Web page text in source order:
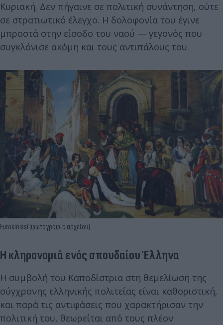
Κυριακή. Δεν πήγαινε σε πολιτική συνάντηση, ούτε
σε στρατιωτικό έλεγχο. Η δολοφονία του έγινε
μπροστά στην είσοδο του ναού — γεγονός που
συγκλόνισε ακόμη και τους αντιπάλους του.
Eurokinissi (φωτογραφία αρχείου)
Η κληρονομιά ενός σπουδαίου Έλληνα
Η συμβολή του Καποδίστρια στη θεμελίωση της
σύγχρονης ελληνικής πολιτείας είναι καθοριστική,
και παρά τις αντιφάσεις που χαρακτήρισαν την
πολιτική του, θεωρείται από τους πλέον